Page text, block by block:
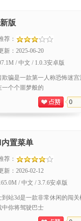
版
荐：
新： 2025-06-20
/ 中文 / 1.0.3安卓版
欺骗是一款第一人称恐怖迷宫
个个噩梦般的
0
置菜单
荐：
新： 2026-02-12
/ 中文 / 3.7.6安卓版
到站3d是一款非常休闲的闯关
中你将驾驶巴士